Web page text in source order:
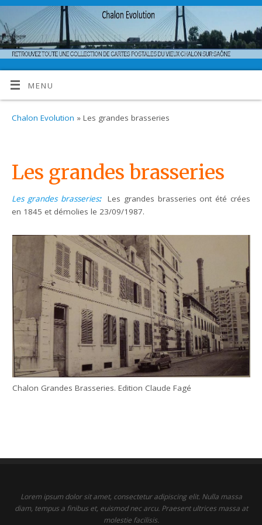
MENU
Chalon Evolution » Les grandes brasseries
Les grandes brasseries
Les grandes brasseries:
Les grandes brasseries ont été crées
en 1845 et démolies le 23/09/1987.
Chalon Grandes Brasseries. Edition Claude Fagé
Lorem ipsum dolor sit amet, consectetur adipiscing elit. Nulla massa
diam, tempus a finibus et, euismod nec arcu. Praesent ultrices massa at
molestie facilisis.